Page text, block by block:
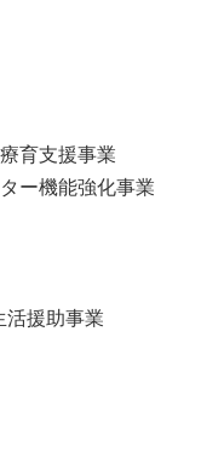
育支援事業
ー機能強化事業
活援助事業